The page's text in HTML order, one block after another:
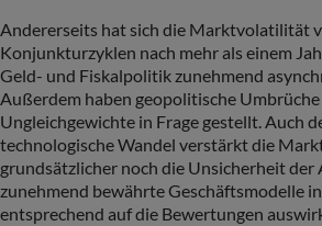
Andererseits hat sich die Marktvolatilität
Konjunkturzyklen nach mehr als einem
Geld- und Fiskalpolitik zunehmend
Außerdem haben geopolitische
Ungleichgewichte in Frage gestellt. Auch
technologische Wandel verstärkt die
grundsätzlicher noch die Unsicherheit der
zunehmend bewährte Geschäftsmodelle
entsprechend auf die Bewertungen